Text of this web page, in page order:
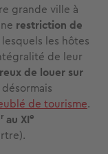
grande ville à
restriction de
les hôtes
de leur
de louer sur
de tourisme.
au XIe